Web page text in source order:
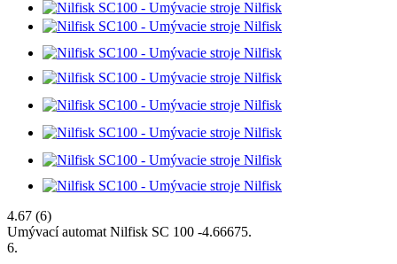
4.67 (6)
Umývací automat Nilfisk SC 100 -4.66675.
6.